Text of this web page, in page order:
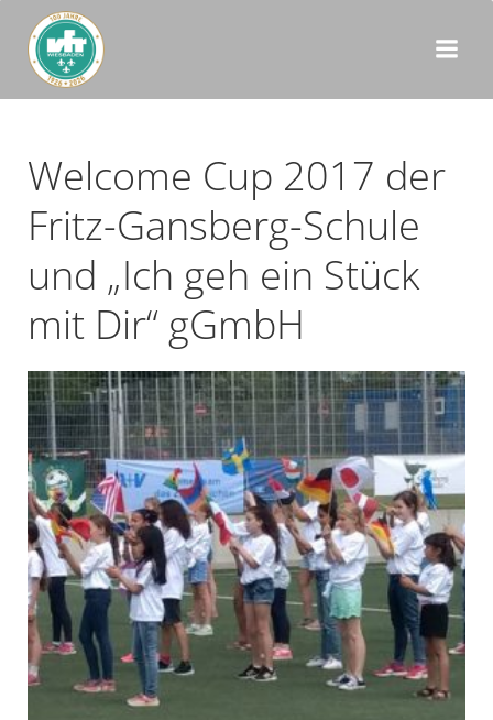
Welcome Cup 2017 der
Fritz-Gansberg-Schule
und „Ich geh ein Stück
mit Dir“ gGmbH